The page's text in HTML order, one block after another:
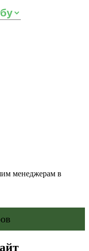
менеджерам в